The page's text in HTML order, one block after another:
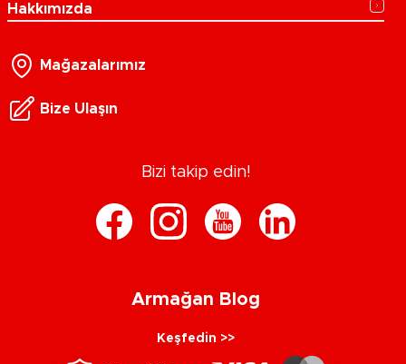
Hakkımızda
Mağazalarımız
Bize Ulaşın
Bizi takip edin!
Armağan Blog
Keşfedin >>